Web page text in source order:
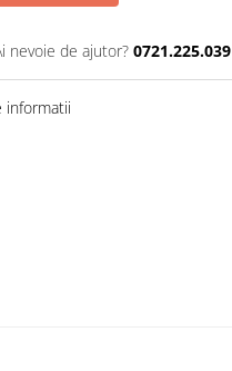
nevoie de ajutor? 0721.225.039
informatii